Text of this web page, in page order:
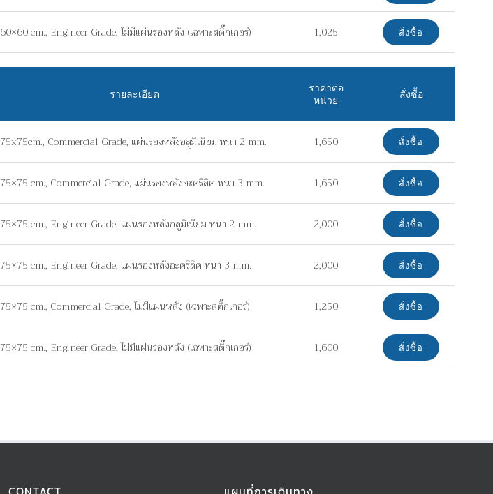
60×60 cm., Engineer Grade, ไม่มีแผ่นรองหลัง (เฉพาะสติ๊กเกอร์) 1,025 สั่งซื้อ
รายละเอียด
ราคาต่อ
หน่วย
สั่งซื้อ
75x75cm., Commercial Grade, แผ่นรองหลังอลูมิเนียม หนา 2 mm. 1,650 สั่งซื้อ
75×75 cm., Commercial Grade, แผ่นรองหลังอะคริลิค หนา 3 mm. 1,650 สั่งซื้อ
75×75 cm., Engineer Grade, แผ่นรองหลังอลูมิเนียม หนา 2 mm. 2,000 สั่งซื้อ
75×75 cm., Engineer Grade, แผ่นรองหลังอะคริลิค หนา 3 mm. 2,000 สั่งซื้อ
75×75 cm., Commercial Grade, ไม่มีแผ่นหลัง (เฉพาะสติ๊กเกอร์) 1,250 สั่งซื้อ
75×75 cm., Engineer Grade, ไม่มีแผ่นรองหลัง (เฉพาะสติ๊กเกอร์) 1,600 สั่งซื้อ